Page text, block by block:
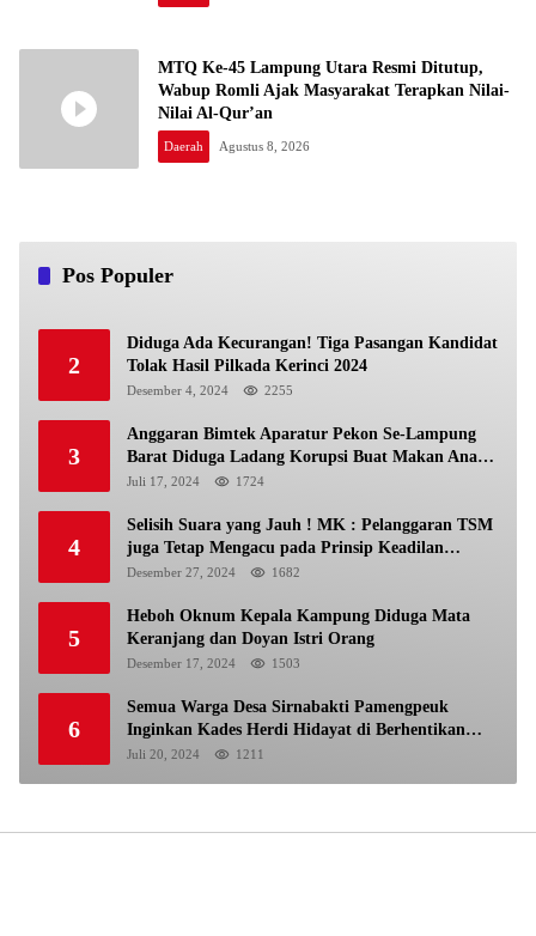
MTQ Ke-45 Lampung Utara Resmi Ditutup,
Wabup Romli Ajak Masyarakat Terapkan Nilai-
Nilai Al-Qur’an
Daerah Agustus 8, 2026
Pos Populer
2
Diduga Ada Kecurangan! Tiga Pasangan Kandidat
Tolak Hasil Pilkada Kerinci 2024
Desember 4, 2024 2255
3
Anggaran Bimtek Aparatur Pekon Se-Lampung
Barat Diduga Ladang Korupsi Buat Makan Anak
Istri
Juli 17, 2024 1724
4
Selisih Suara yang Jauh ! MK : Pelanggaran TSM
juga Tetap Mengacu pada Prinsip Keadilan
Pemilu
Desember 27, 2024 1682
5
Heboh Oknum Kepala Kampung Diduga Mata
Keranjang dan Doyan Istri Orang
Desember 17, 2024 1503
6
Semua Warga Desa Sirnabakti Pamengpeuk
Inginkan Kades Herdi Hidayat di Berhentikan
Dari Jabatan nya
Juli 20, 2024 1211